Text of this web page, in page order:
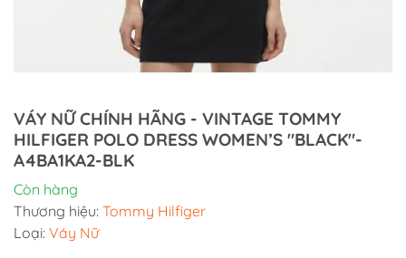
VÁY NỮ CHÍNH HÃNG - VINTAGE TOMMY
HILFIGER POLO DRESS WOMEN’S "BLACK"-
A4BA1KA2-BLK
Còn hàng
Thương hiệu: Tommy Hilfiger
Loại: Váy Nữ